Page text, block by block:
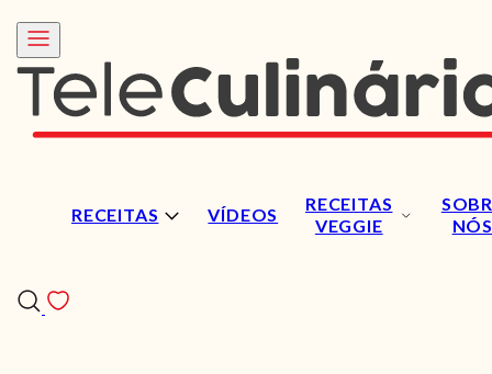
RECEITAS VÍDEOS
RECEITAS
VEGGIE
NÓS